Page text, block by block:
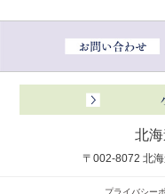
北
〒002-8072 北
プライバシー